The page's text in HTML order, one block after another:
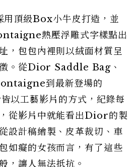
頂級Box小牛皮打造，並
熱壓浮雕式字樣點出
，包包內裡則以絨面材質呈
。從Dior Saddle Bag、
到最新登場的
工藝影片的方式，紀錄每
從影片中就能看出Dior的製
設計稿繪製、皮革裁切、車
如癡的女孩而言，有了這些
，讓人無法抵抗。